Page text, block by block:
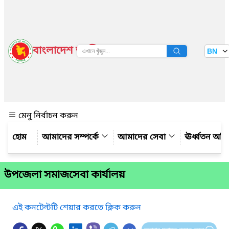
বাংলাদেশ জাতীয় তথ্য বাতায়ন BN
মেনু নির্বাচন করুন
আমাদের সম্পর্কে
আমাদের সেবা ঊর্ধ্বতন
উপজেলা সমাজসেবা কার্যালয়
এই কনটেন্টটি শেয়ার করতে ক্লিক করুন